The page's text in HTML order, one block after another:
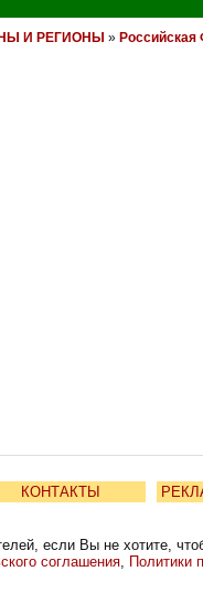
И РЕГИОНЫ » Российская
КОНТАКТЫ
если Вы не хотите,
соглашения, Политики